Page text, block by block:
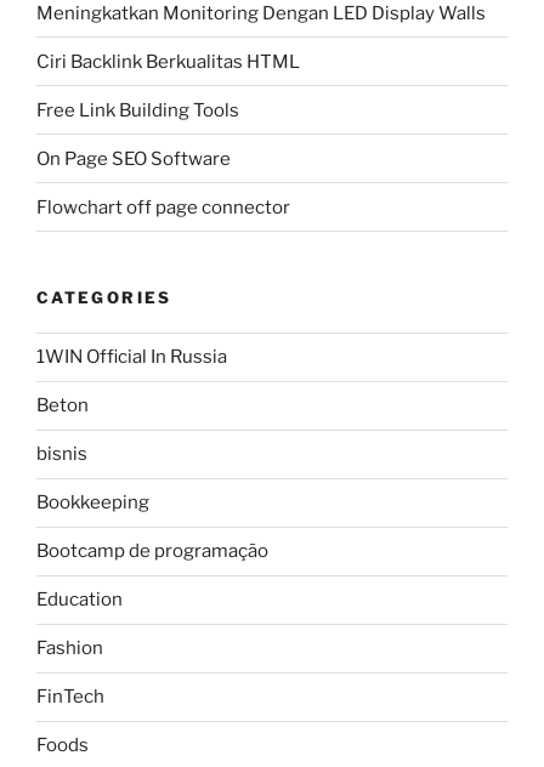
Meningkatkan Monitoring Dengan LED Display Walls
Ciri Backlink Berkualitas HTML
Free Link Building Tools
On Page SEO Software
Flowchart off page connector
CATEGORIES
1WIN Official In Russia
Beton
bisnis
Bookkeeping
Bootcamp de programação
Education
Fashion
FinTech
Foods